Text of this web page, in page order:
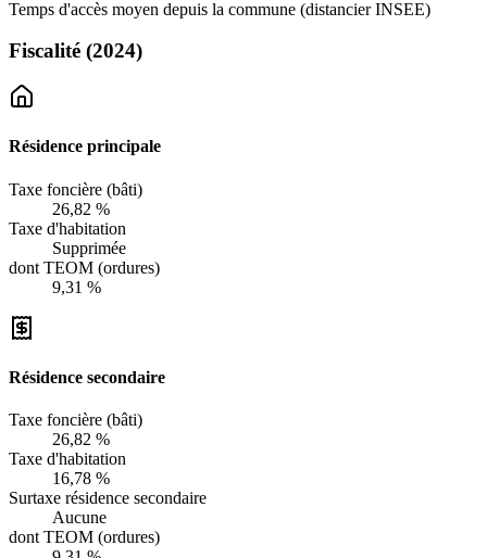
Temps d'accès moyen depuis la commune (distancier INSEE)
Fiscalité (2024)
Résidence principale
Taxe foncière (bâti)
26,82 %
Taxe d'habitation
Supprimée
dont TEOM (ordures)
9,31 %
Résidence secondaire
Taxe foncière (bâti)
26,82 %
Taxe d'habitation
16,78 %
Surtaxe résidence secondaire
Aucune
dont TEOM (ordures)